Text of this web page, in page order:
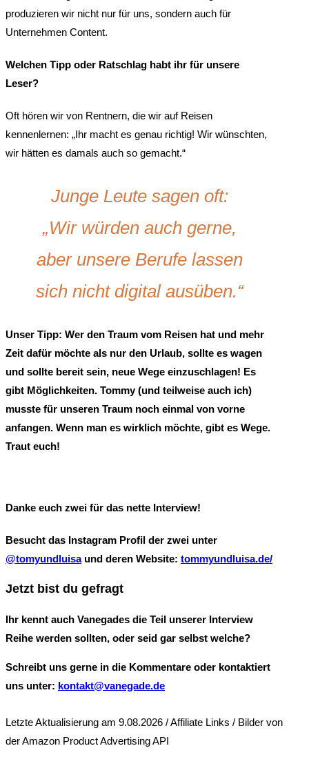
produzieren wir nicht nur für uns, sondern auch für
Unternehmen Content.
Welchen Tipp oder Ratschlag habt ihr für unsere
Leser?
Oft hören wir von Rentnern, die wir auf Reisen
kennenlernen: „Ihr macht es genau richtig! Wir wünschten,
wir hätten es damals auch so gemacht.“
Junge Leute sagen oft:
„Wir würden auch gerne,
aber unsere Berufe lassen
sich nicht digital ausüben.“
Unser Tipp: Wer den Traum vom Reisen hat und mehr
Zeit dafür möchte als nur den Urlaub, sollte es wagen
und sollte bereit sein, neue Wege einzuschlagen! Es
gibt Möglichkeiten. Tommy (und teilweise auch ich)
musste für unseren Traum noch einmal von vorne
anfangen. Wenn man es wirklich möchte, gibt es Wege.
Traut euch!
Danke euch zwei für das nette Interview!
Besucht das Instagram Profil der zwei unter
@tomyundluisaund deren Website: tommyundluisa.de/
Jetzt bist du gefragt
Ihr kennt auch Vanegades die Teil unserer Interview
Reihe werden sollten, oder seid gar selbst welche?
Schreibt uns gerne in die Kommentare oder kontaktiert
uns unter: kontakt@vanegade.de
Letzte Aktualisierung am 9.08.2026 / Affiliate Links / Bilder von
der Amazon Product Advertising API